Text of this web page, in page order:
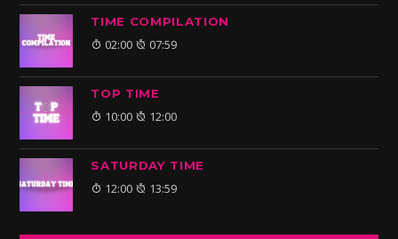
TIME COMPILATION
02:00 07:59
TOP TIME
10:00 12:00
SATURDAY TIME
12:00 13:59